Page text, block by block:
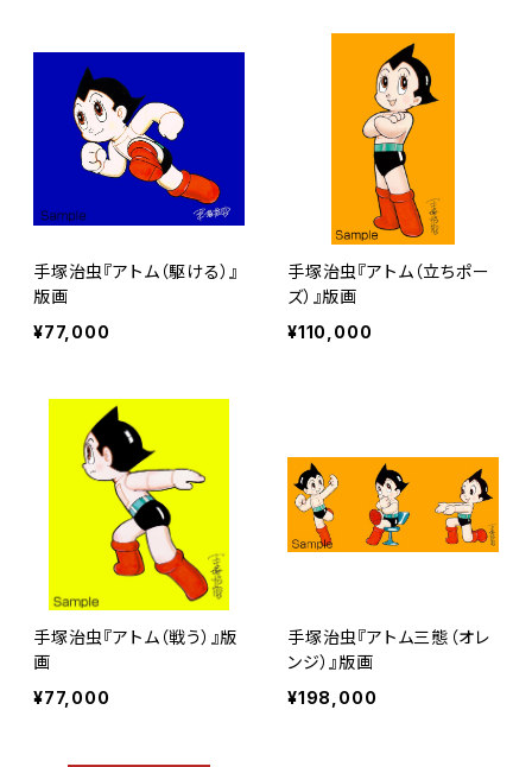
手塚治虫『アトム（駆ける）』
版画
¥77,000
手塚治虫『アトム（立ちポー
ズ）』版画
¥110,000
手塚治虫『アトム（戦う）』版
画
¥77,000
手塚治虫『アトム三態（オレ
ンジ）』版画
¥198,000